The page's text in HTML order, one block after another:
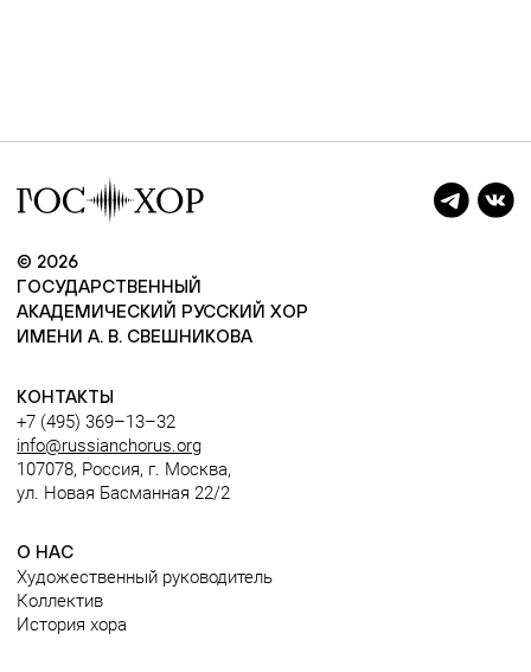
© 2026
ГОСУДАРСТВЕННЫЙ
АКАДЕМИЧЕСКИЙ РУССКИЙ ХОР
ИМЕНИ А. В. СВЕШНИКОВА
КОНТАКТЫ
+7 (495) 369–13–32
info@russianchorus.org
107078, Россия, г. Москва,
ул. Новая Басманная 22/2
О НАС
Художественный руководитель
Коллектив
История хора